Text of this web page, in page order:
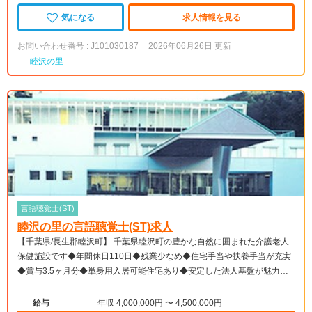
気になる 求人情報を見る
お問い合わせ番号 : J101030187
2026年06月26日 更新
睦沢の里
言語聴覚士(ST)
睦沢の里の言語聴覚士(ST)求人
【千葉県/長生郡睦沢町】 千葉県睦沢町の豊かな自然に囲まれた介護老人
保健施設です◆年間休日110日◆残業少なめ◆住宅手当や扶養手当が充実
◆賞与3.5ヶ月分◆単身用入居可能住宅あり◆安定した法人基盤が魅力で
給与
年収 4,000,000円 〜 4,500,000円